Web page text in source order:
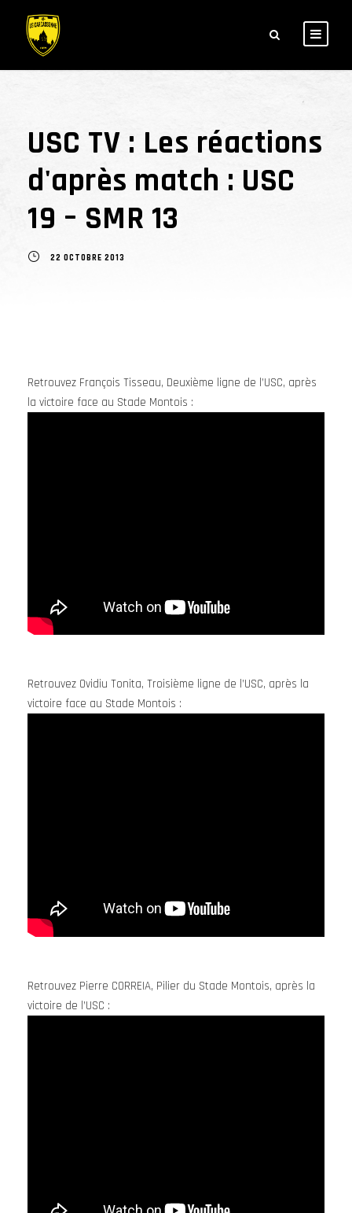
USC TV : Les réactions
d'après match : USC
19 – SMR 13
22 OCTOBRE 2013
Retrouvez François Tisseau, Deuxième ligne de l’USC, après
la victoire face au Stade Montois :
Retrouvez Ovidiu Tonita, Troisième ligne de l’USC, après la
victoire face au Stade Montois :
Retrouvez Pierre CORREIA, Pilier du Stade Montois, après la
victoire de l’USC :